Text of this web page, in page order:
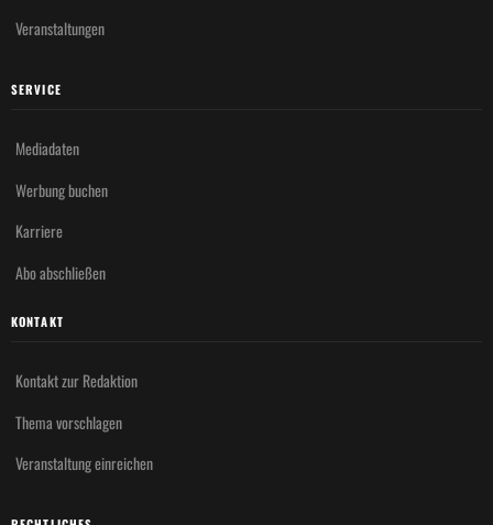
Veranstaltungen
SERVICE
Mediadaten
Werbung buchen
Karriere
Abo abschließen
KONTAKT
Kontakt zur Redaktion
Thema vorschlagen
Veranstaltung einreichen